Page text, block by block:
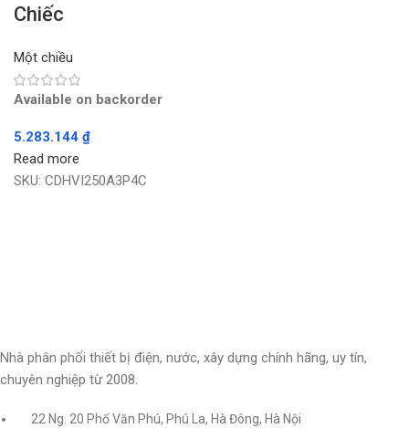
Chiếc
Một chiều
Available on backorder
5.283.144 ₫
Read more
SKU: CDHVI250A3P4C
Nhà phân phối thiết bị điện, nước, xây dựng chính hãng, uy tín,
chuyên nghiệp từ 2008.
22 Ng. 20 Phố Văn Phú, Phú La, Hà Đông, Hà Nội